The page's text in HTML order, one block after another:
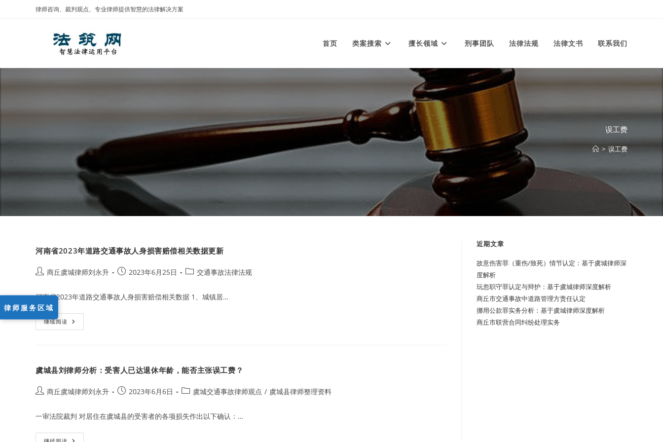
律师咨询、裁判观点、专业律师提供智慧的法律解决方案
首页 类案搜索 擅长领域 刑事团队 法律法规 法律文书 联系我们
误工费
> 误工费
河南省2023年道路交通事故人身损害赔偿相关数据更新
Post商丘虞城律师刘永升
Post2023年6月25日
Post交通事故法律法规
河南省2023年道路交通事故人身损害赔偿相关数据 1、城镇居…
继续阅读 河
南
交
通
故
人
损
害
偿
相
虞城县刘律师分析：受害人已达退休年龄，能否主张误工费？
Post商丘虞城律师刘永升
Post2023年6月6日
Post虞城交通事故律师观点 / 虞城县律师整理资料
一审法院裁判 对居住在虞城县的受害者的各项损失作出以下确认：…
近期文章
故意伤害罪（重伤/致死）情节认定：基于虞城律师深
度解析
玩忽职守罪认定与辩护：基于虞城律师深度解析
商丘市交通事故中道路管理方责任认定
挪用公款罪实务分析：基于虞城律师深度解析
商丘市联营合同纠纷处理实务
律师服务区域